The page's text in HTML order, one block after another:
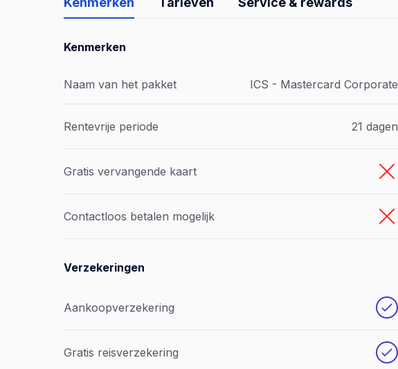
Kenmerken
Naam van het pakket ICS - Mastercard Corporate
Rentevrije periode 21 dagen
Gratis vervangende kaart
Contactloos betalen mogelijk
Verzekeringen
Aankoopverzekering
Gratis reisverzekering